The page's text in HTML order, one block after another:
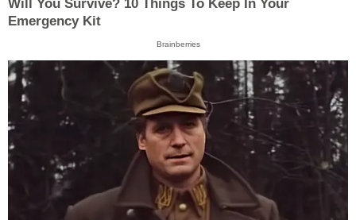
Will You Survive? 10 Things To Keep In Your
Emergency Kit
Brainberries